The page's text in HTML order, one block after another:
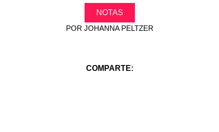
NOTAS
POR JOHANNA PELTZER
COMPARTE: